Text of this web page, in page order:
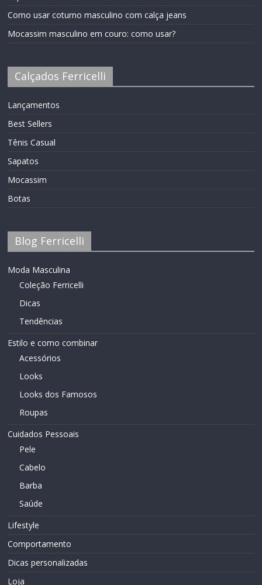
Como usar coturno masculino com calça jeans
Mocassim masculino em couro: como usar?
Calçados Ferricelli
Lançamentos
Best Sellers
Tênis Casual
Sapatos
Mocassim
Botas
Blog Ferricelli
Moda Masculina
Coleção Ferricelli
Dicas
Tendências
Estilo e como combinar
Acessórios
Looks
Looks dos Famosos
Roupas
Cuidados Pessoais
Pele
Cabelo
Barba
Saúde
Lifestyle
Comportamento
Dicas personalizadas
Loja